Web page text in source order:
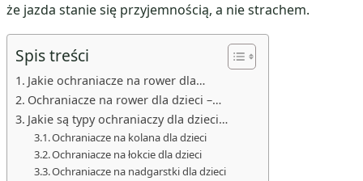
że jazda stanie się przyjemnością, a nie strachem.
Spis treści
Jakie ochraniacze na rower dla…
Ochraniacze na rower dla dzieci –…
Jakie są typy ochraniaczy dla dzieci…
Ochraniacze na kolana dla dzieci
Ochraniacze na łokcie dla dzieci
Ochraniacze na nadgarstki dla dzieci